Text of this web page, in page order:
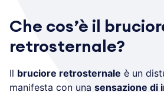
Che cos’è il
retrosternale?
Il bruciore retrosternale è un
manifesta con una sensazione di